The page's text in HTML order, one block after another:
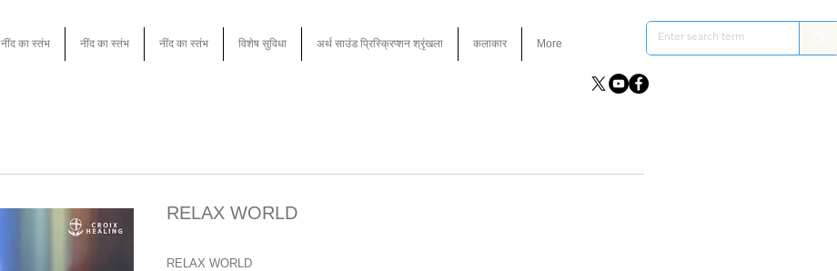
नींद का स्तंभ नींद का स्तंभ नींद का स्तंभ विशेष सुविधा अर्थ साउंड प्रिस्क्रिप्शन श्रृंखला कलाकार More
RELAX WORLD
RELAX WORLD